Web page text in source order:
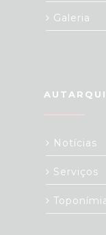
Galeria
Notícias
Serviços